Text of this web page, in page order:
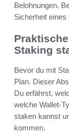
Belohnungen.
Sicherheit
Staking
Bevor du mit
Plan. Dieser
Du erfährst,
welche Wallet-
staken kannst
kommen.